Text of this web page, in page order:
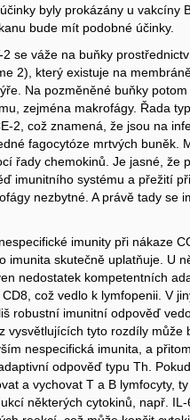
byly prokázány u vakcíny
bude mít podobné účinky.
2 se váže na buňky
2), který existuje na
Na pozměněné buňky
zejména makrofágy. Řada
2, což znamená, že jsou na
fagocytóze mrtvých buněk.
řady chemokinů. Je jasné, že
imunitního systému a přežití
nezbytné. A právě tady se
imunity při nákaze
imunita skutečně uplatňuje. U
nedostatek kompetentních
což vedlo k lymfopenii. V
robustní imunitní odpověď
vysvětlujících tyto rozdíly
nespecifická imunita, a
odpověď typu Th.
a vychovat T a B lymfocyty,
některých cytokinů, např.